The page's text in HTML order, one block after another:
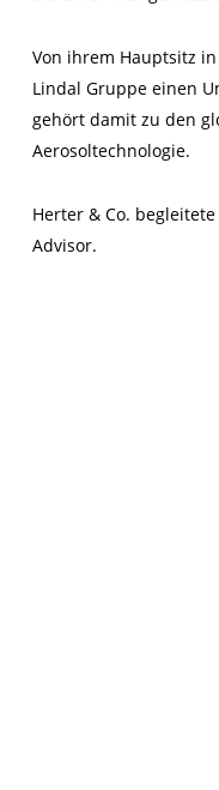
Von ihrem Hauptsitz
Lindal Gruppe einen
gehört damit zu den
Aerosoltechnologie.
Herter & Co.
Advisor.